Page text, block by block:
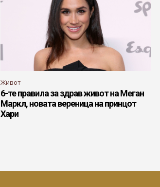
Живот
6-те правила за здрав живот на Меган
Маркл, новата вереница на принцот
Хари